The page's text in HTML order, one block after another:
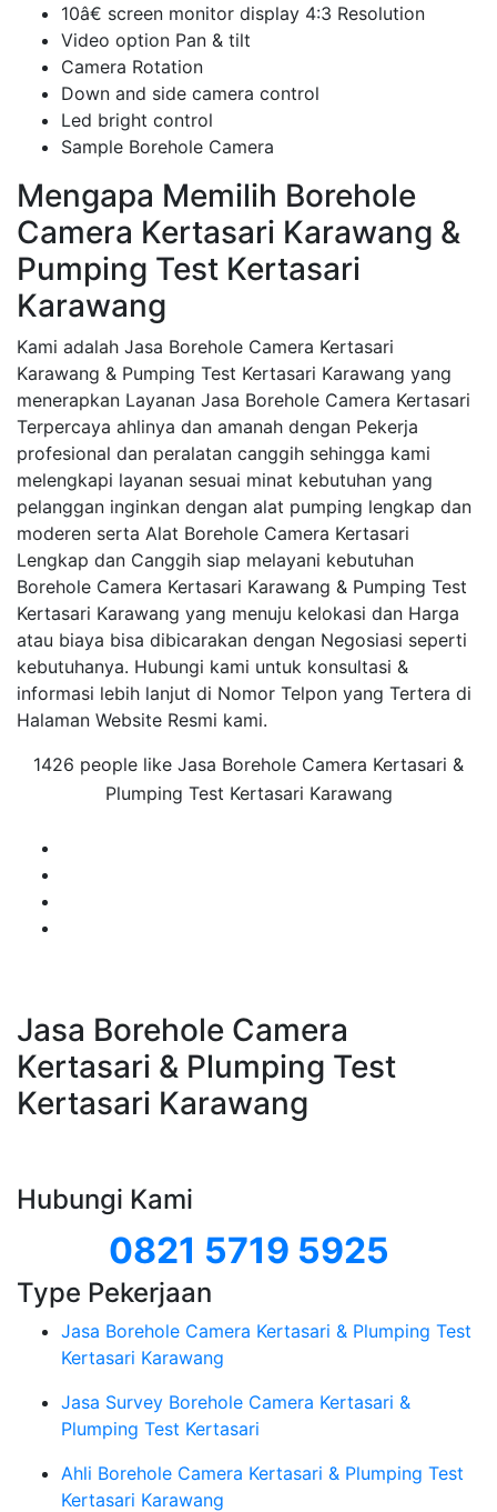
10â€ screen monitor display 4:3 Resolution
Video option Pan & tilt
Camera Rotation
Down and side camera control
Led bright control
Sample Borehole Camera
Mengapa Memilih Borehole
Camera Kertasari Karawang &
Pumping Test Kertasari
Karawang
Kami adalah Jasa Borehole Camera Kertasari
Karawang & Pumping Test Kertasari Karawang yang
menerapkan Layanan Jasa Borehole Camera Kertasari
Terpercaya ahlinya dan amanah dengan Pekerja
profesional dan peralatan canggih sehingga kami
melengkapi layanan sesuai minat kebutuhan yang
pelanggan inginkan dengan alat pumping lengkap dan
moderen serta Alat Borehole Camera Kertasari
Lengkap dan Canggih siap melayani kebutuhan
Borehole Camera Kertasari Karawang & Pumping Test
Kertasari Karawang yang menuju kelokasi dan Harga
atau biaya bisa dibicarakan dengan Negosiasi seperti
kebutuhanya. Hubungi kami untuk konsultasi &
informasi lebih lanjut di Nomor Telpon yang Tertera di
Halaman Website Resmi kami.
1426 people like Jasa Borehole Camera Kertasari &
Plumping Test Kertasari Karawang
Jasa Borehole Camera
Kertasari & Plumping Test
Kertasari Karawang
Hubungi Kami
0821 5719 5925
Type Pekerjaan
Jasa Borehole Camera Kertasari & Plumping Test
Kertasari Karawang
Jasa Survey Borehole Camera Kertasari &
Plumping Test Kertasari
Ahli Borehole Camera Kertasari & Plumping Test
Kertasari Karawang